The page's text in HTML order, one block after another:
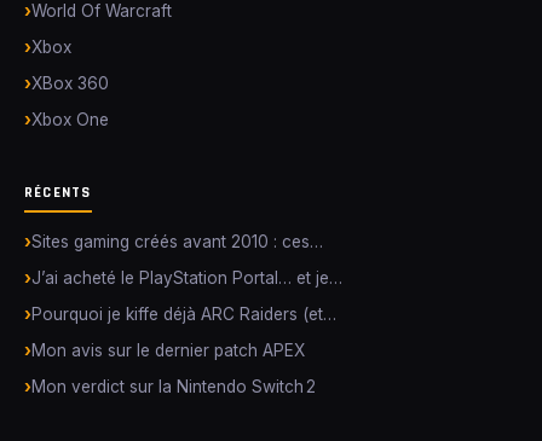
World Of Warcraft
Xbox
XBox 360
Xbox One
RÉCENTS
Sites gaming créés avant 2010 : ces…
J’ai acheté le PlayStation Portal… et je…
Pourquoi je kiffe déjà ARC Raiders (et…
Mon avis sur le dernier patch APEX
Mon verdict sur la Nintendo Switch 2